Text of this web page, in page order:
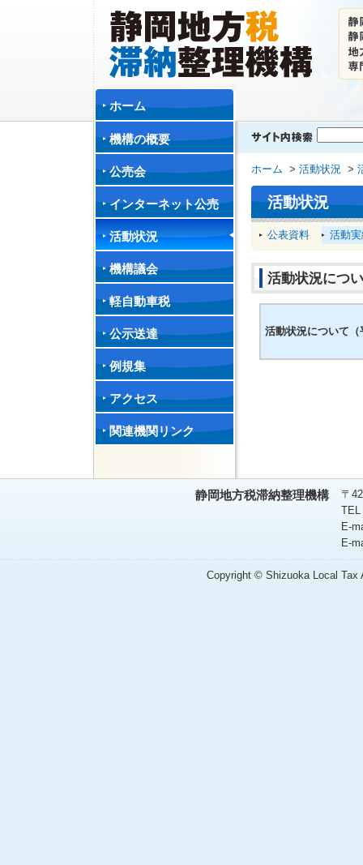
ホーム
機構の概要
公売会
インターネット公売
活動状況
機構議会
軽自動車税
公示送達
例規集
アクセス
関連機関リンク
ホーム > 活動状況 >
活動状況
公表資料 活動
活動状況につ
活動状況について
静岡地方税滞納整理機構
〒
TEL
E-
E-
Copyright © Shizuoka Local Tax